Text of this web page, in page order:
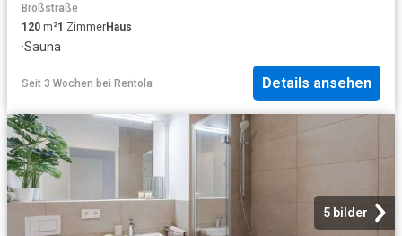
Broßstraße
120 m²1 ZimmerHaus
·Sauna
Seit 3 Wochen bei Rentola Details ansehen
5 bilder